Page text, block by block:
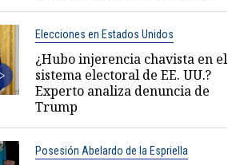
Elecciones en Estados Unidos
¿Hubo injerencia chavista en el
sistema electoral de EE. UU.?
Experto analiza denuncia de
Trump
Posesión Abelardo de la Espriella